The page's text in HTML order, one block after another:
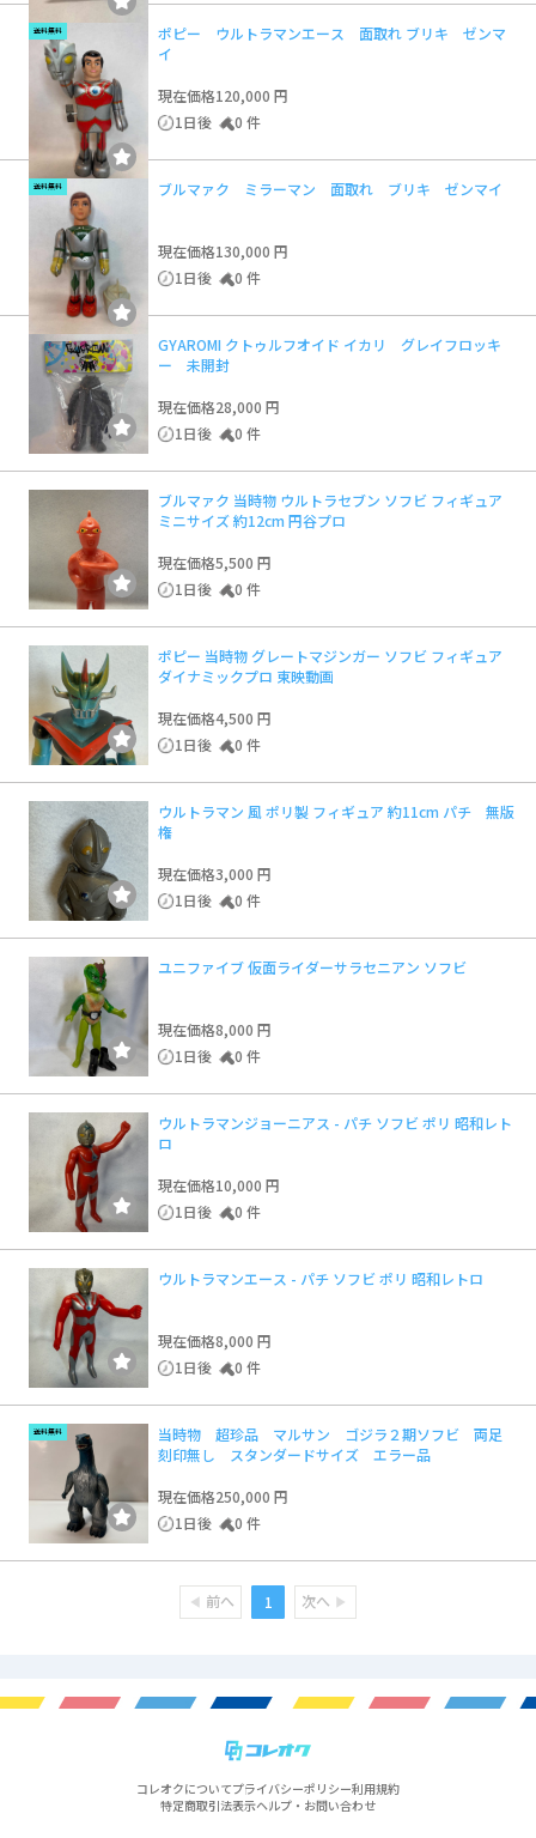
送料無料
ポピー ウルトラマンエース 面取れ ブリキ ゼンマ
イ
現在価格120,000 円
1日後
0 件
送料無料 ブルマァク ミラーマン 面取れ ブリキ ゼンマイ
現在価格130,000 円
1日後
0 件
GYAROMI クトゥルフオイド イカリ グレイフロッキ
ー 未開封
現在価格28,000 円
1日後
0 件
ブルマァク 当時物 ウルトラセブン ソフビ フィギュア
ミニサイズ 約12cm 円谷プロ
現在価格5,500 円
1日後
0 件
ポピー 当時物 グレートマジンガー ソフビ フィギュア
ダイナミックプロ 東映動画
現在価格4,500 円
1日後
0 件
ウルトラマン 風 ポリ製 フィギュア 約11cm パチ 無版
権
現在価格3,000 円
1日後
0 件
ユニファイブ 仮面ライダーサラセニアン ソフビ
現在価格8,000 円
1日後
0 件
ウルトラマンジョーニアス - パチ ソフビ ポリ 昭和レト
ロ
現在価格10,000 円
1日後
0 件
ウルトラマンエース - パチ ソフビ ポリ 昭和レトロ
現在価格8,000 円
1日後
0 件
送料無料
当時物 超珍品 マルサン ゴジラ２期ソフビ 両足
刻印無し スタンダードサイズ エラー品
現在価格250,000 円
1日後
0 件
前へ 1 次へ
コレオクについてプライバシーポリシー利用規約
特定商取引法表示ヘルプ・お問い合わせ